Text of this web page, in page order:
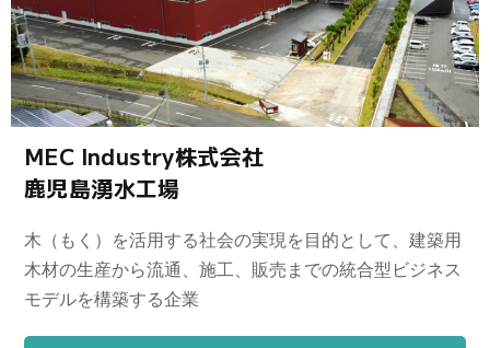
MEC Industry株式会社
鹿児島湧水工場
木（もく）を活用する社会の実現を目的として、建築用
木材の生産から流通、施工、販売までの統合型ビジネス
モデルを構築する企業